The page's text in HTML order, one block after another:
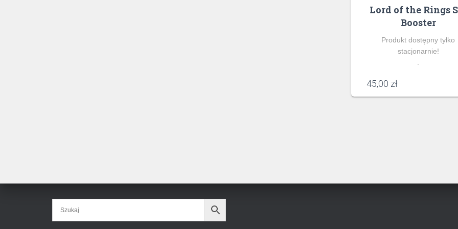
Lord of the Rings
Booster
Produkt dostępny tylko
stacjonarnie!
45,00 zł